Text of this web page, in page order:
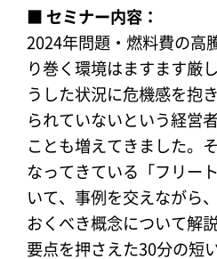
■ セミナー内容：
2024年問題・燃料費の高
り巻く環境はますます厳
うした状況に危機感を抱
られていないという経営
ことも増えてきました。
なってきている「フリー
いて、事例を交えながら
おくべき概念について解
要点を押さえた30分の短